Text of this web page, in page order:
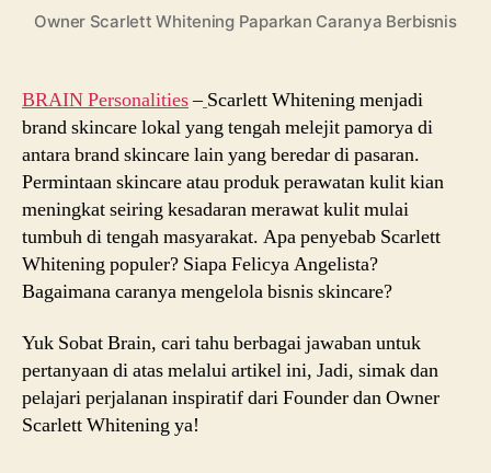
Paparkan
Caranya
Owner Scarlett Whitening Paparkan Caranya Berbisnis
BRAIN Personalities– Scarlett Whitening menjadi
brand skincare lokal yang tengah melejit pamorya di
antara brand skincare lain yang beredar di pasaran.
Permintaan skincare atau produk perawatan kulit kian
meningkat seiring kesadaran merawat kulit mulai
tumbuh di tengah masyarakat. Apa penyebab Scarlett
Whitening populer? SiapaFelicya Angelista?
Bagaimana caranya mengelola bisnis skincare?
Yuk Sobat Brain, cari tahu berbagai jawaban untuk
pertanyaan di atas melalui artikel ini, Jadi, simak dan
pelajari perjalanan inspiratif dari Founder dan Owner
Scarlett Whitening ya!